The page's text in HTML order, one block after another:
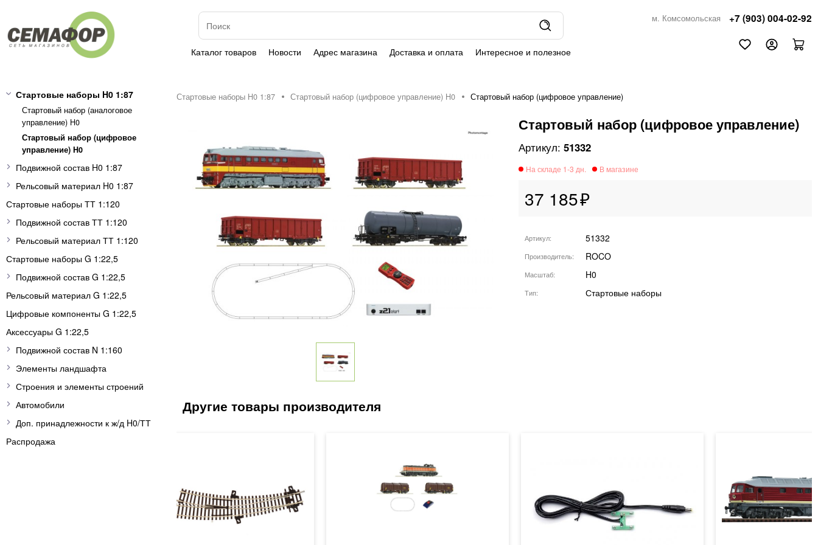
Каталог товаров Новости Адрес магазина Доставка и оплата Интересное и полезное
м. Комсомольская +7 (903) 004-02-92
Стартовые наборы H0 1:87
Стартовый набор (аналоговое
управление) H0
Стартовый набор (цифровое
управление) H0
Подвижной состав H0 1:87
Рельсовый материал H0 1:87
Стартовые наборы ТТ 1:120
Подвижной состав ТТ 1:120
Рельсовый материал ТТ 1:120
Стартовые наборы G 1:22,5
Подвижной состав G 1:22,5
Рельсовый материал G 1:22,5
Цифровые компоненты G 1:22,5
Аксессуары G 1:22,5
Подвижной состав N 1:160
Элементы ландшафта
Строения и элементы строений
Автомобили
Доп. принадлежности к ж/д H0/ТТ
Распродажа
Стартовые наборы H0 1:87 Стартовый набор (цифровое управление) H0 Стартовый набор (цифровое управление)
Стартовый набор (цифровое управление)
51332
37 185
Артикул 51332
Производитель ROCO
Масштаб H0
Тип Стартовые наборы